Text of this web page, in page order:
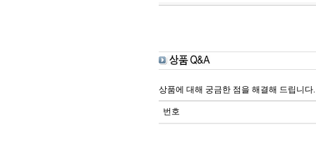
상품에 대해 궁금한 점을 해결해 드립니다.
번호